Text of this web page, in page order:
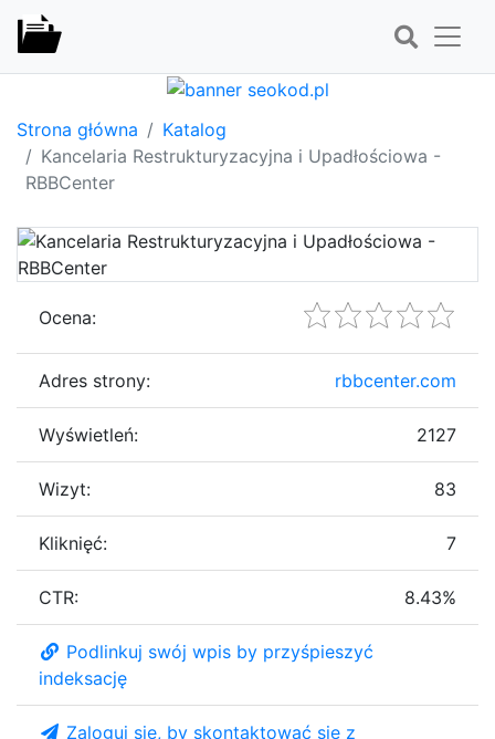
Strona główna
Katalog
Kancelaria Restrukturyzacyjna i Upadłościowa -
RBBCenter
Ocena:
Adres strony: rbbcenter.com
Wyświetleń: 2127
Wizyt: 83
Kliknięć: 7
CTR: 8.43%
Podlinkuj swój wpis by przyśpieszyć
indeksację
Zaloguj się, by skontaktować się z